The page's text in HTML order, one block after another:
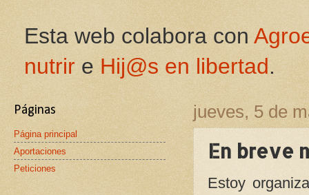
Esta web colabora con
nutrir e Hij@s en libertad.
jueves, 5 de
En breve
Estoy
Páginas
Página principal
Aportaciones
Peticiones